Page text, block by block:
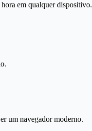
em qualquer dispositivo.
um navegador moderno.